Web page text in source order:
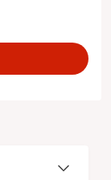
66.20 kronor